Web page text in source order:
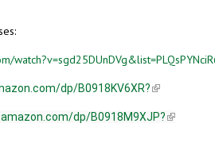
dp/B0918KV6XR?(link is
dp/B0918M9XJP?(link is